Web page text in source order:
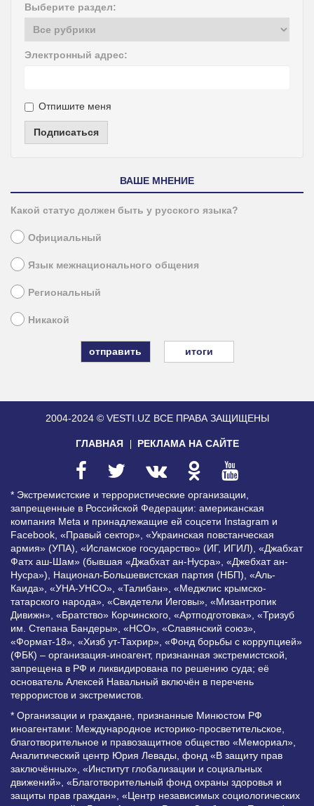
Выберите раздел:
Электронный адрес:
Отпишите меня
Подписаться
ВАШЕ МНЕНИЕ
Какой статус должен быть у русского языка?
Официальный
Язык межнационального общения
Региональный
Никакой
итоги
2004-2024 © VESTI.UZ ВСЕ ПРАВА ЗАЩИЩЕНЫ
ГЛАВНАЯ РЕКЛАМА НА САЙТЕ
* Экстремистские и террористические организации,
запрещенные в Российской Федерации: американская
компания Meta и принадлежащие ей соцсети Instagram и
Facebook, «Правый сектор», «Украинская повстанческая
армия» (УПА), «Исламское государство» (ИГ, ИГИЛ), «Джабхат
Фатх аш-Шам» (бывшая «Джабхат ан-Нусра», «Джебхат ан-
Нусра»), Национал-Большевистская партия (НБП), «Аль-
Каида», «УНА-УНСО», «Талибан», «Меджлис крымско-
татарского народа», «Свидетели Иеговы», «Мизантропик
Дивижн», «Братство» Корчинского, «Артподготовка», «Тризуб
им. Степана Бандеры», «НСО», «Славянский союз»,
«Формат-18», «Хизб ут-Тахрир», «Фонд борьбы с коррупцией»
(ФБК) – организация-иноагент, признанная экстремистской,
запрещена в РФ и ликвидирована по решению суда; её
основатель Алексей Навальный включён в перечень
террористов и экстремистов.
* Организации и граждане, признанные Минюстом РФ
иноагентами: Международное историко-просветительское,
благотворительное и правозащитное общество «Мемориал»,
Аналитический центр Юрия Левады, фонд «В защиту прав
заключённых», «Институт глобализации и социальных
движений», «Благотворительный фонд охраны здоровья и
защиты прав граждан», «Центр независимых социологических